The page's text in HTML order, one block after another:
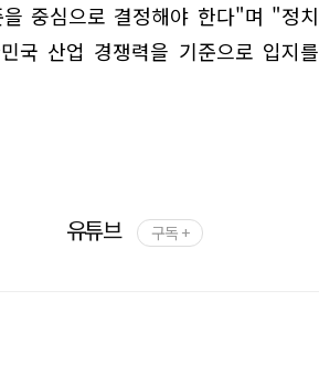
중심으로 결정해야 한다"며 "정치
국 산업 경쟁력을 기준으로 입지를
유튜브 구독 +